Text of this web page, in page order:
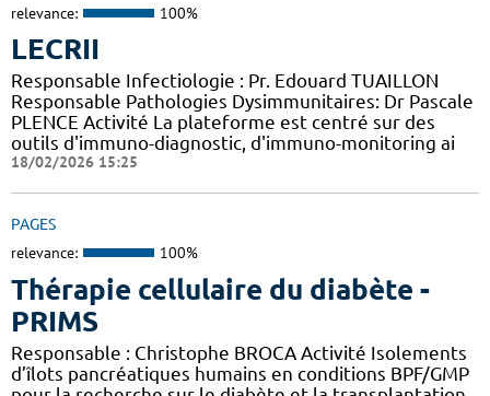
relevance: 100%
LECRII
Responsable Infectiologie : Pr. Edouard TUAILLON
Responsable Pathologies Dysimmunitaires: Dr Pascale
PLENCE Activité La plateforme est centré sur des
outils d'immuno-diagnostic, d'immuno-monitoring ai
18/02/2026 15:25
PAGES
relevance: 100%
Thérapie cellulaire du diabète -
PRIMS
Responsable : Christophe BROCA Activité Isolements
d’îlots pancréatiques humains en conditions BPF/GMP